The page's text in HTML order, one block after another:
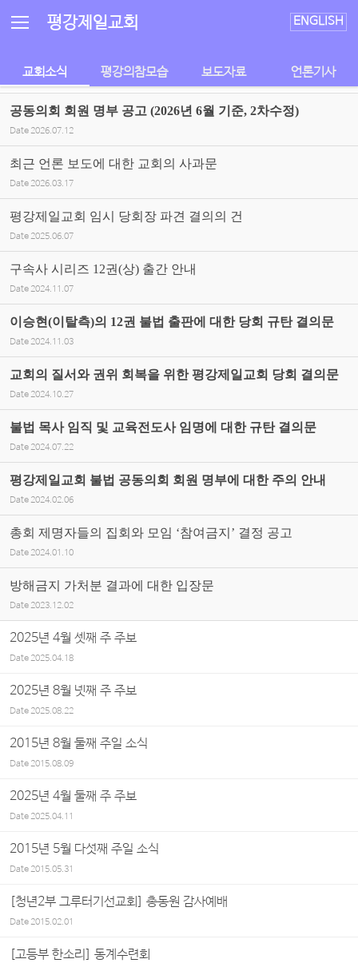
평강제일교회 ENGLISH
교회소식 평강의참모습 보도자료 언론기사
공동의회 회원 명부 공고 (2026년 6월 기준, 2차수정)
Date 2026.07.12
최근 언론 보도에 대한 교회의 사과문
Date 2026.03.17
평강제일교회 임시 당회장 파견 결의의 건
Date 2025.06.07
구속사 시리즈 12권(상) 출간 안내
Date 2024.11.07
이승현(이탈측)의 12권 불법 출판에 대한 당회 규탄 결의문
Date 2024.11.03
교회의 질서와 권위 회복을 위한 평강제일교회 당회 결의문
Date 2024.10.27
불법 목사 임직 및 교육전도사 임명에 대한 규탄 결의문
Date 2024.07.22
평강제일교회 불법 공동의회 회원 명부에 대한 주의 안내
Date 2024.02.06
총회 제명자들의 집회와 모임 ‘참여금지’ 결정 공고
Date 2024.01.10
방해금지 가처분 결과에 대한 입장문
Date 2023.12.02
2025년 4월 셋째 주 주보
Date2025.04.18
2025년 8월 넷째 주 주보
Date2025.08.22
2015년 8월 둘째 주일 소식
Date2015.08.09
2025년 4월 둘째 주 주보
Date2025.04.11
2015년 5월 다섯째 주일 소식
Date2015.05.31
[청년2부 그루터기선교회] 총동원 감사예배
Date2015.02.01
[고등부 한소리] 동계수련회